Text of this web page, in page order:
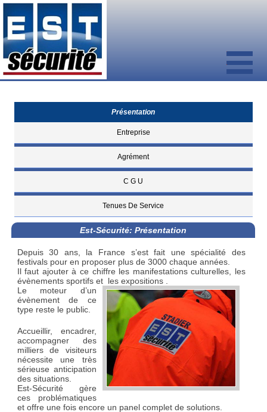
Présentation
Entreprise
Agrément
C G U
Tenues De Service
Est-Sécurité: Présentation
Depuis 30 ans, la France s’est fait une spécialité des
festivals pour en proposer plus de 3000 chaque années.
Il faut ajouter à ce chiffre les manifestations culturelles, les
évènements sportifs et les expositions .
Le moteur d’un
évènement de ce
type reste le public.
Accueillir, encadrer,
accompagner des
milliers de visiteurs
nécessite une très
sérieuse anticipation
des situations.
Est-Sécurité gère
ces problématiques
et offre une fois encore un panel complet de solutions.